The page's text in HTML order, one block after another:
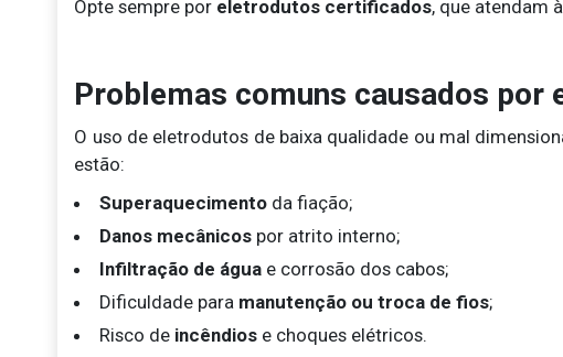
Opte sempre por eletrodutos certificados, que atendam
Problemas comuns causados por
O uso de eletrodutos de baixa qualidade ou mal
estão:
Superaquecimentoda fiação;
Danos mecânicospor atrito interno;
Infiltração de águae corrosão dos cabos;
Dificuldade para manutenção ou troca de fios;
Risco de incêndiose choques elétricos.